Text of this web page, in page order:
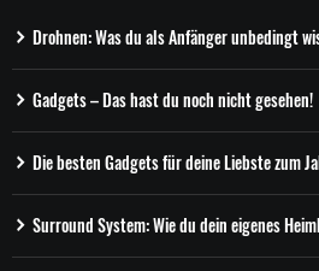
Drohnen: Was du als Anfänger unbedingt
Gadgets – Das hast du noch nicht gesehen!
Die besten Gadgets für deine Liebste zum
Surround System: Wie du dein eigenes